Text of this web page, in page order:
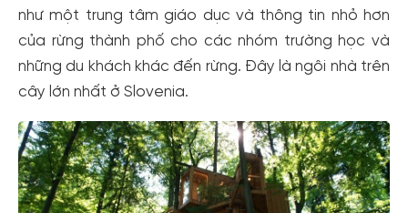
như một trung tâm giáo dục và thông tin nhỏ hơn
của rừng thành phố cho các nhóm trường học và
những du khách khác đến rừng. Đây là ngôi nhà trên
cây lớn nhất ở Slovenia.